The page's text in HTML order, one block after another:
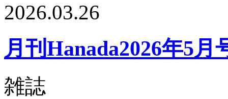
2026.03.26
月刊Hanada2026年5月
雑誌